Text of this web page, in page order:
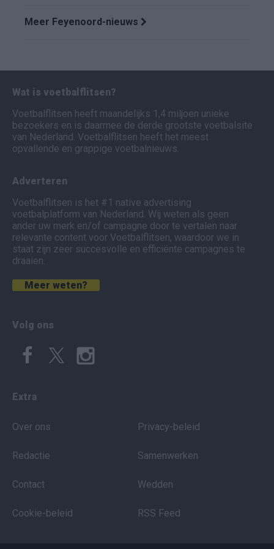
Meer Feyenoord-nieuws
Wat is voetbalflitsen?
Voetbalflitsen heeft maandelijks 1,4 miljoen unieke
bezoekers en is daarmee de derde grootste voetbalsite
van Nederland. Voetbalflitsen heeft het meest
opvallende en grappige voetbalnieuws.
Adverteren
Voetbalflitsen is het #1 native advertising
voetbalplatform van Nederland. Wij weten als geen
ander uw merk en/of campagne door te vertalen naar
relevante content voor Voetbalflitsen, waardoor we in
staat zijn zeer succesvolle en efficiënte campagnes te
draaien.
Meer weten?
Volg ons
Extra
Over ons
Redactie
Contact
Cookie-beleid
Privacy-beleid
Samenwerken
Wedden
RSS Feed